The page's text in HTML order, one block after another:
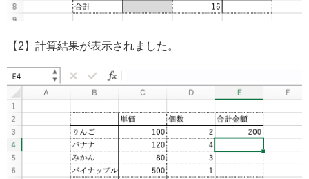
【2】計算結果が表示されました。